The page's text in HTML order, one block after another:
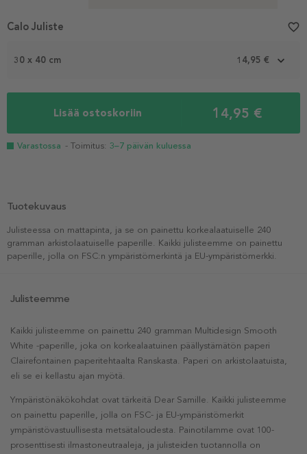
30 x 40 cm 14,95 €
Lisää ostoskoriin 14,95 €
Varastossa - Toimitus: 3–7 päivän kuluessa
Calo Juliste favorite_border
Tuotekuvaus
Julisteessa on mattapinta, ja se on painettu korkealaatuiselle 240
gramman arkistolaatuiselle paperille. Kaikki julisteemme on painettu
paperille, jolla on FSC:n ympäristömerkintä ja EU-ympäristömerkki.
Julisteemme
Kaikki julisteemme on painettu 240 gramman Multidesign Smooth
White -paperille, joka on korkealaatuinen päällystämätön paperi
Clairefontainen paperitehtaalta Ranskasta. Paperi on arkistolaatuista,
eli se ei kellastu ajan myötä.
Ympäristönäkökohdat ovat tärkeitä Dear Samille. Kaikki julisteemme
on painettu paperille, jolla on FSC- ja EU-ympäristömerkit
ympäristövastuullisesta metsätaloudesta. Painotilamme ovat 100-
prosenttisesti ilmastoneutraaleja, ja julisteiden tuotannolla on